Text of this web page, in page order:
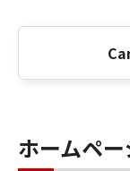
ホームペ